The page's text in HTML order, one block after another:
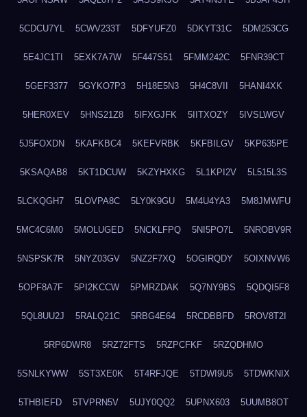
5CDCU7YL 5CWV233T 5DFYUFZ0 5DKYT31C 5DM253CG
5E4JC1TI 5EXK7A7W 5F447S51 5FMM242C 5FNR39CT
5GEF3377 5GYKO7P3 5H18E5N3 5H4C8VII 5HANI4XK
5HER0XEV 5HNS21Z8 5IFXGJFK 5IITXOZY 5IVSLWGV
5J5FOXDN 5KAFKBC4 5KEFVRBK 5KFBILGV 5KP635PE
5KSAQAB8 5KT1DCUW 5KZYHXKG 5L1KPI2V 5L515L3S
5LCKQGH7 5LOVPA8C 5LY0K9GU 5M4U4YA3 5M8JMWFU
5MC4C6M0 5MOLUGED 5NCKLFPQ 5NI5PO7L 5NROBV9R
5NSPSK7R 5NYZ03GV 5NZ2F7XQ 5OGIRQDY 5OIXNVW6
5OPF8A7F 5PI2KCCW 5PMRZDAK 5Q7NY9BS 5QDQI5F8
5QL8UU2J 5RALQ21C 5RBG4E64 5RCDBBFD 5ROV8T2I
5RP6DWR8 5RZ72FTS 5RZPCFKF 5RZQDHMO
5SNLKYWW 5ST3XE0K 5T4RFJQE 5TDWI9U5 5TDWKNIX
5THBIEFD 5TVPRN5V 5UJY0QQ2 5UPNX603 5UUMB8OT